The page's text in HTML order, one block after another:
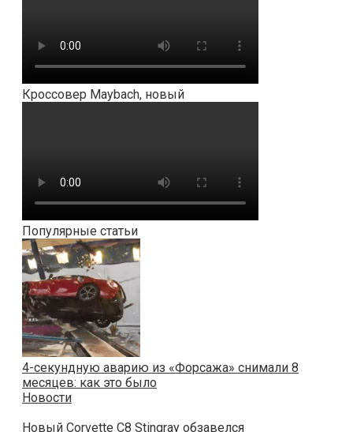
Кроссовер Maybach, новый
Популярные статьи
4-секундную аварию из «Форсажа» снимали 8
месяцев: как это было
Новости
Новый Corvette C8 Stingray обзавелся